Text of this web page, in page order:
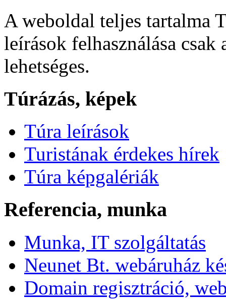
A weboldal teljes tartalma
leírások felhasználása csak
lehetséges.
Túrázás, képek
Túra leírások
Turistának érdekes hírek
Túra képgalériák
Referencia, munka
Munka, IT szolgáltatás
Neunet Bt. webáruház
Domain regisztráció,